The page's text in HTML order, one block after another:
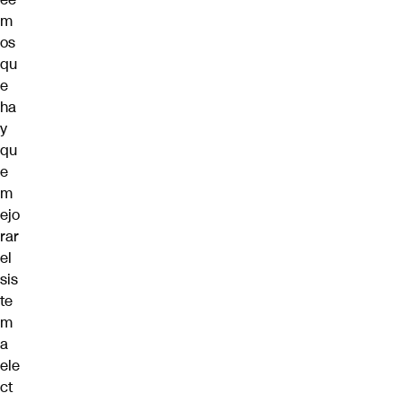
m
os
qu
e
ha
y
qu
e
m
ejo
rar
el
sis
te
m
a
ele
ct